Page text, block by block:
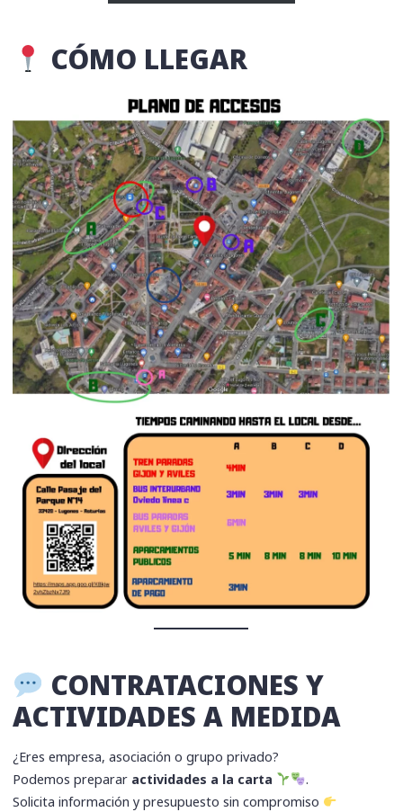
CÓMO LLEGAR
CONTRATACIONES Y
ACTIVIDADES A MEDIDA
¿Eres empresa, asociación o grupo privado?
Podemos preparar actividades a la carta
.
Solicita información y presupuesto sin compromiso